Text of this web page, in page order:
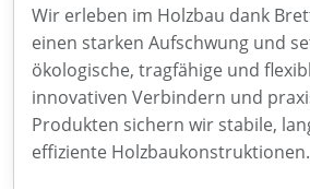
Wir erleben im Holzbau dank
einen starken Aufschwung und
ökologische, tragfähige und
innovativen Verbindern und
Produkten sichern wir stabile,
effiziente Holzbaukonstruktionen.